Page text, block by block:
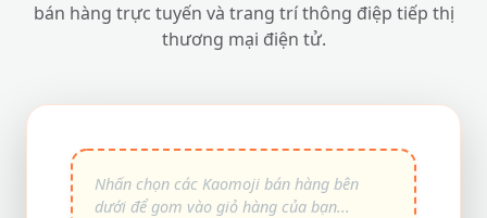
bán hàng trực tuyến và trang trí thông điệp tiếp thị
thương mại điện tử.